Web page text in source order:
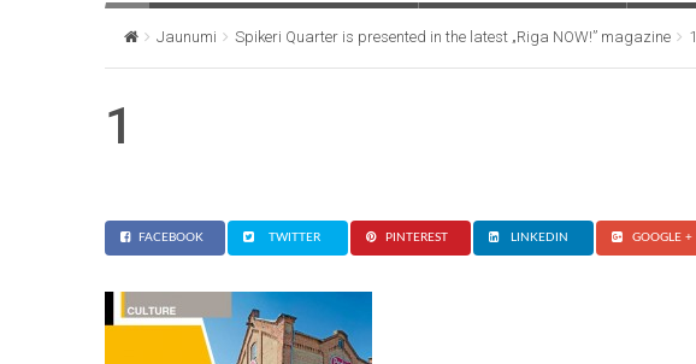
Jaunumi Spikeri Quarter is presented in the latest „Riga NOW!” magazine 1
1
FACEBOOK TWITTER PINTEREST LINKEDIN GOOGLE +